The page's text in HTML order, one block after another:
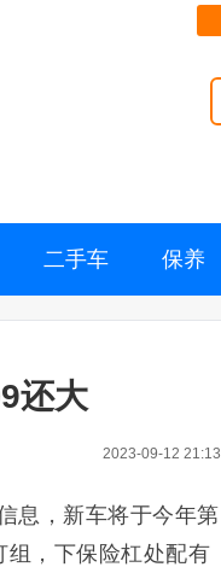
二手车 保养
还大
2023-09-12 21:13
息，新车将于今年第
组，下保险杠处配有